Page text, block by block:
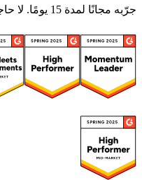
جرّبه مجانًا لمدة 15 يومًا. لا حاجة لبطاقة ائتمان.